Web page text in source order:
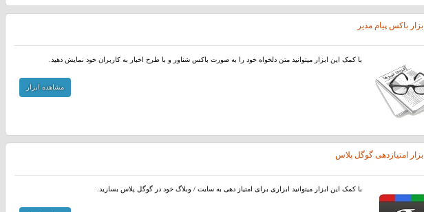
ابزار باکس پیام مدیر
با کمک این ابزار میتوانید متن دلخواه خود را به صورت باکس شناور و با طرح اخبار به کاربران خود نمایش دهید.
مشاهده ابزار
ابزار امتیازدهی گوگل پلاس
با کمک این ابزار میتوانید ابزاری برای امتیاز دهی به سایت / وبلاگ خود در گوگل پلاس بسازید.